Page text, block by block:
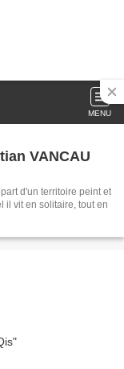
MENU
VANCAU
d'un territoire peint et
il vit en solitaire, tout en